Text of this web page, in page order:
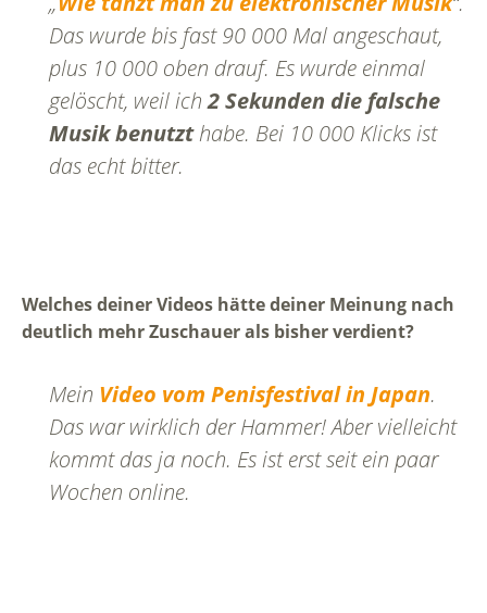
Das wurde bis fast 90 000 Mal angeschaut,
plus 10 000 oben drauf. Es wurde einmal
gelöscht, weil ich2 Sekunden die falsche
Musik benutzthabe. Bei 10 000 Klicks ist
das echt bitter.
Welches deiner Videos hätte deiner Meinung nach
deutlich mehr Zuschauer als bisher verdient?
Mein Video vom Penisfestival in Japan.
Das war wirklich der Hammer! Aber vielleicht
kommt das ja noch. Es ist erst seit ein paar
Wochen online.